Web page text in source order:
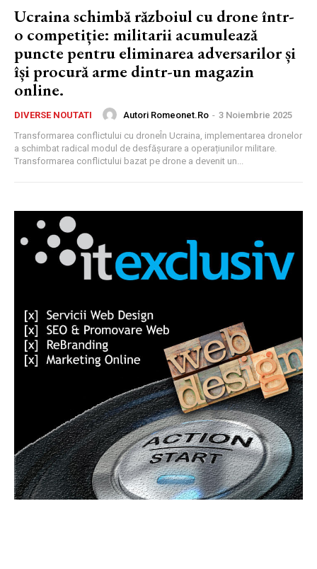
Ucraina schimbă războiul cu drone într-
o competiție: militarii acumulează
puncte pentru eliminarea adversarilor și
își procură arme dintr-un magazin
online.
DIVERSE NOUTATI Autori Romeonet.ro - 3 Noiembrie 2025
Transformarea conflictului cu droneÎn Ucraina, implementarea dronelor
a schimbat radical modul de desfășurare a operațiunilor militare.
Transformarea conflictului bazat pe drone a devenit un...